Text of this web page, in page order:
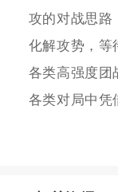
攻的对战思路
化解攻势，等
各类高强度团
各类对局中凭